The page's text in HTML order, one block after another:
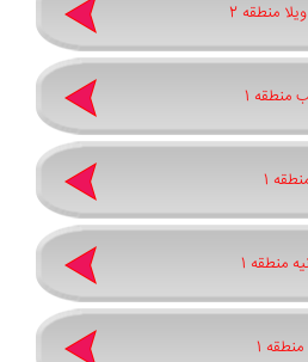
منطقه 2
منطقه 1
1
منطقه 1
1